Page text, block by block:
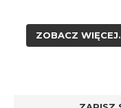
ZOBACZ